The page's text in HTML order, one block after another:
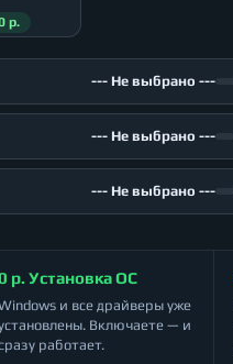
р.
--- Не выбрано ---
--- Не выбрано ---
--- Не выбрано ---
р. Установка ОС
и все драйверы уже
Включаете — и
работает.